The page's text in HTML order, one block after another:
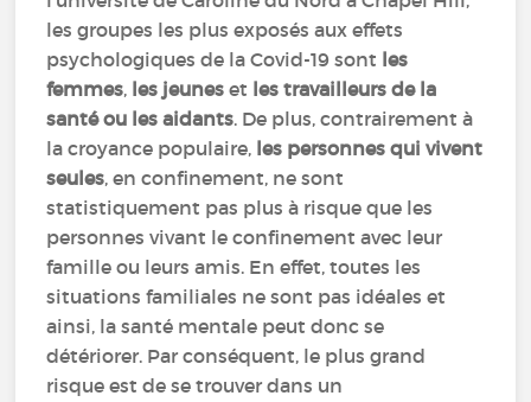
les groupes les plus exposés aux effets
psychologiques de la Covid-19 sont les
femmes, les jeunes et les travailleurs de la
santé ou les aidants. De plus, contrairement à
la croyance populaire, les personnes qui vivent
seules, en confinement, ne sont
statistiquement pas plus à risque que les
personnes vivant le confinement avec leur
famille ou leurs amis. En effet, toutes les
situations familiales ne sont pas idéales et
ainsi, la santé mentale peut donc se
détériorer. Par conséquent, le plus grand
risque est de se trouver dans un